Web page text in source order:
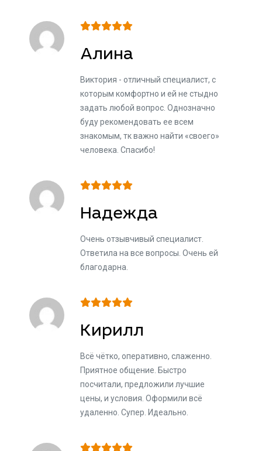
Алина
Виктория - отличный специалист, с
которым комфортно и ей не стыдно
задать любой вопрос. Однозначно
буду рекомендовать ее всем
знакомым, тк важно найти «своего»
человека. Спасибо!
Надежда
Очень отзывчивый специалист.
Ответила на все вопросы. Очень ей
благодарна.
Кирилл
Всё чётко, оперативно, слаженно.
Приятное общение. Быстро
посчитали, предложили лучшие
цены, и условия. Оформили всё
удаленно. Супер. Идеально.